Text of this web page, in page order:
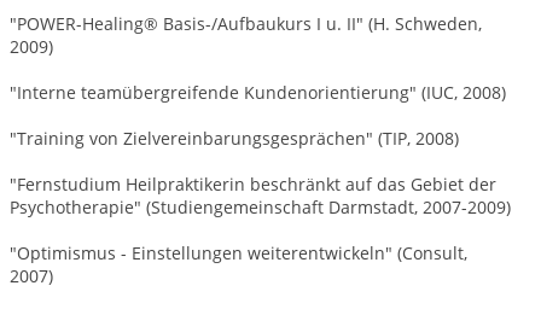
"POWER-Healing® Basis-/Aufbaukurs I u. II" (H. Schweden,
2009)
"Interne teamübergreifende Kundenorientierung" (IUC, 2008)
"Training von Zielvereinbarungsgesprächen" (TIP, 2008)
"Fernstudium Heilpraktikerin beschränkt auf das Gebiet der
Psychotherapie" (Studiengemeinschaft Darmstadt, 2007-2009)
"Optimismus - Einstellungen weiterentwickeln" (Consult,
2007)